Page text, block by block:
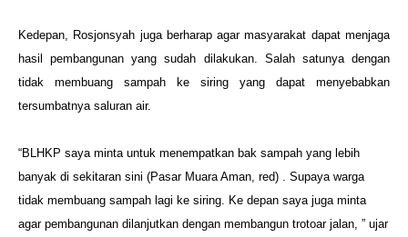
Kedepan, Rosjonsyah juga berharap agar masyarakat dapat menjaga
hasil pembangunan yang sudah dilakukan. Salah satunya dengan
tidak membuang sampah ke siring yang dapat menyebabkan
tersumbatnya saluran air.
“BLHKP saya minta untuk menempatkan bak sampah yang lebih
banyak di sekitaran sini (Pasar Muara Aman, red) . Supaya warga
tidak membuang sampah lagi ke siring. Ke depan saya juga minta
agar pembangunan dilanjutkan dengan membangun trotoar jalan, ” ujar